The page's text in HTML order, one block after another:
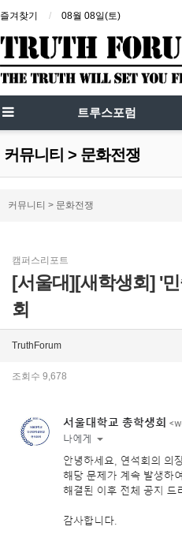
즐겨찾기 08월 08일(토)
트루스포럼
커뮤니티 > 문화전쟁
커뮤니티 > 문화전쟁
캠퍼스리포트
[서울대][새학생회] '
회
TruthForum
조회수 9,678